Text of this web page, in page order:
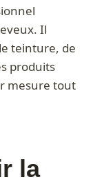
Il
teinture, de
produits
mesure tout
la